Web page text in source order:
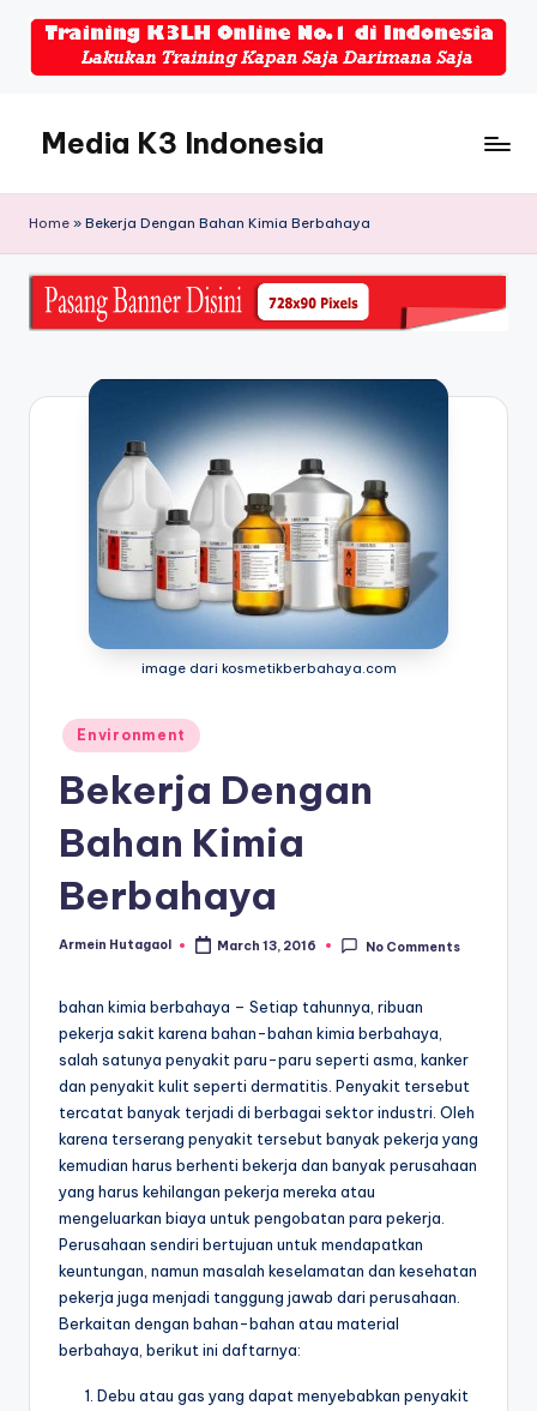
Media K3 Indonesia
K3LH
Home » Bekerja Dengan Bahan Kimia Berbahaya
image dari kosmetikberbahaya.com
Posted
in
Environment
Bekerja Dengan
Bahan Kimia
Berbahaya
Posted
Armein Hutagaol March 13, 2016 No Comments
bahan kimia berbahaya – Setiap tahunnya, ribuan
pekerja sakit karena bahan-bahan kimia berbahaya,
salah satunya penyakit paru-paru seperti asma, kanker
dan penyakit kulit seperti dermatitis. Penyakit tersebut
tercatat banyak terjadi di berbagai sektor industri. Oleh
karena terserang penyakit tersebut banyak pekerja yang
kemudian harus berhenti bekerja dan banyak perusahaan
yang harus kehilangan pekerja mereka atau
mengeluarkan biaya untuk pengobatan para pekerja.
Perusahaan sendiri bertujuan untuk mendapatkan
keuntungan, namun masalah keselamatan dan kesehatan
pekerja juga menjadi tanggung jawab dari perusahaan.
Berkaitan dengan bahan-bahan atau material
berbahaya, berikut ini daftarnya:
Debu atau gas yang dapat menyebabkan penyakit